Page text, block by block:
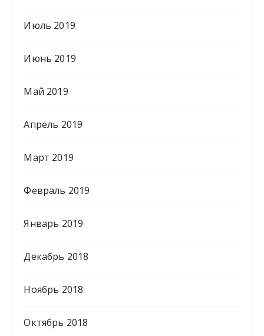
Июль 2019
Июнь 2019
Май 2019
Апрель 2019
Март 2019
Февраль 2019
Январь 2019
Декабрь 2018
Ноябрь 2018
Октябрь 2018